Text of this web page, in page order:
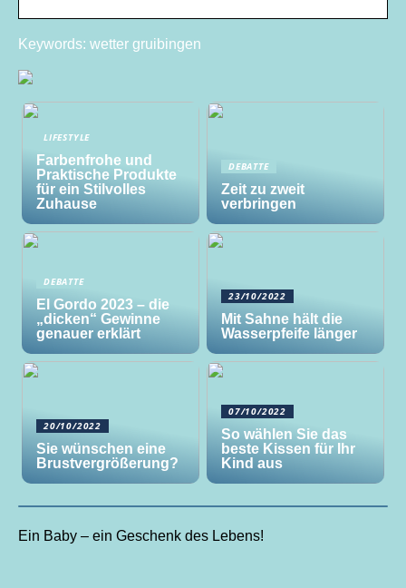
Keywords: wetter gruibingen
LIFESTYLE
Farbenfrohe und
Praktische Produkte
für ein Stilvolles
Zuhause
DEBATTE
Zeit zu zweit
verbringen
DEBATTE
El Gordo 2023 – die
„dicken“ Gewinne
genauer erklärt
23/10/2022
Mit Sahne hält die
Wasserpfeife länger
20/10/2022
Sie wünschen eine
Brustvergrößerung?
07/10/2022
So wählen Sie das
beste Kissen für Ihr
Kind aus
Ein Baby – ein Geschenk des Lebens!